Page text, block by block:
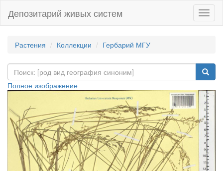
Депозитарий живых систем
Растения Коллекции Гербарий МГУ
Полное изображение